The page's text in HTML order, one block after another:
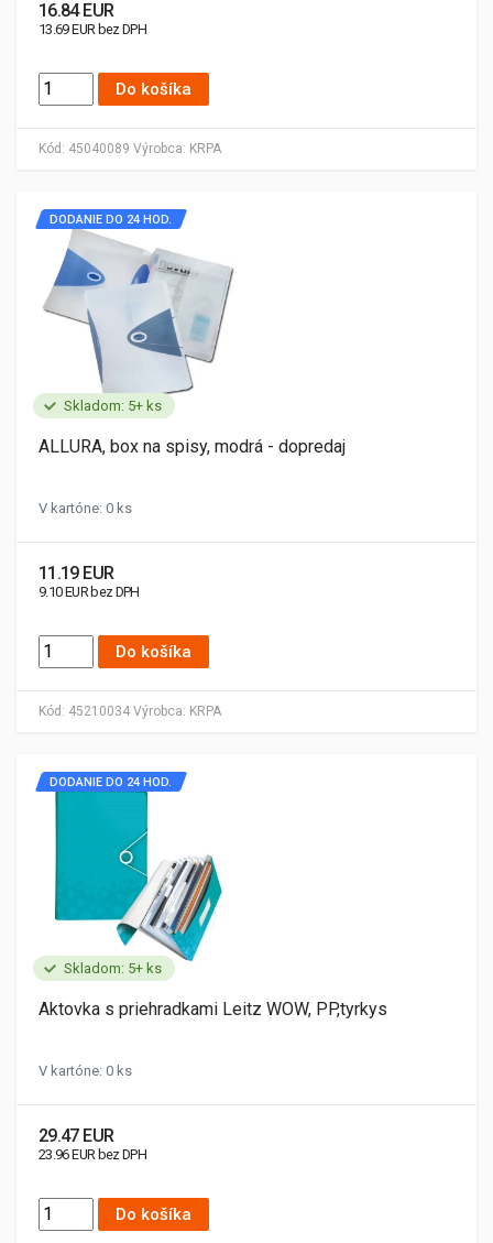
Kód: 45040089 Výrobca: KRPA
16.84 EUR
13.69 EUR bez DPH
Do košíka
Skladom: 5+ ks
Kód: 45210034 Výrobca: KRPA
DODANIE DO 24 HOD.
ALLURA, box na spisy, modrá - dopredaj
V kartóne: 0 ks
11.19 EUR
9.10 EUR bez DPH
Do košíka
Skladom: 5+ ks
DODANIE DO 24 HOD.
Aktovka s priehradkami Leitz WOW, PP,tyrkys
V kartóne: 0 ks
29.47 EUR
23.96 EUR bez DPH
Do košíka